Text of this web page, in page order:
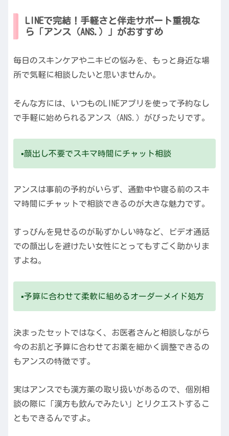
LINEで完結！手軽さと伴走サポート重視な
ら「アンス（ANS.）」がおすすめ
毎日のスキンケアやニキビの悩みを、もっと身近な場
所で気軽に相談したいと思いませんか。
そんな方には、いつものLINEアプリを使って予約なし
で手軽に始められるアンス（ANS.）がぴったりです。
▪️顔出し不要でスキマ時間にチャット相談
アンスは事前の予約がいらず、通勤中や寝る前のスキ
マ時間にチャットで相談できるのが大きな魅力です。
すっぴんを見せるのが恥ずかしい時など、ビデオ通話
での顔出しを避けたい女性にとってもすごく助かりま
すよね。
▪️予算に合わせて柔軟に組めるオーダーメイド処方
決まったセットではなく、お医者さんと相談しながら
今のお肌と予算に合わせてお薬を細かく調整できるの
もアンスの特徴です。
実はアンスでも漢方薬の取り扱いがあるので、個別相
談の際に「漢方も飲んでみたい」とリクエストするこ
ともできるんですよ。